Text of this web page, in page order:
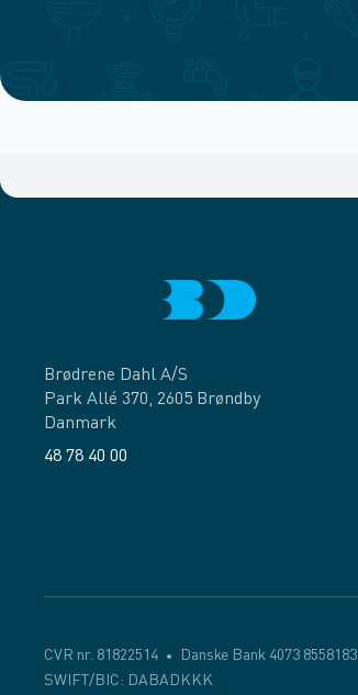
Brødrene Dahl A/S
Park Allé 370, 2605 Brøndby
Danmark
48 78 40 00
CVR nr. 81822514 Danske Bank 4073 8558183
SWIFT/BIC: DABADKKK